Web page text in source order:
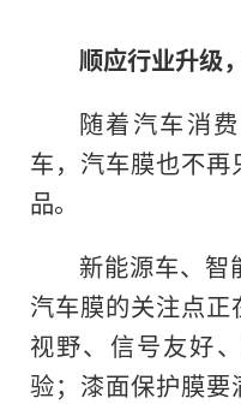
顺应行业升级
随着汽车消
车，汽车膜也不
品。
新能源车、智
汽车膜的关注点
视野、信号友好
验；漆面保护膜